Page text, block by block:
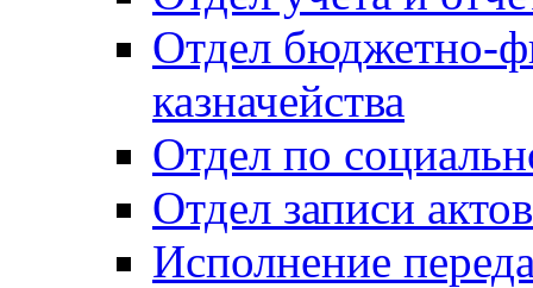
Отдел бюджетно-
казначейства
Отдел по
Отдел записи
Исполнение